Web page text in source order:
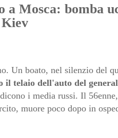
a Mosca: bomba
Un boato, nel silenzio del
il telaio dell'auto del
i media russi. Il
muore poco dopo in